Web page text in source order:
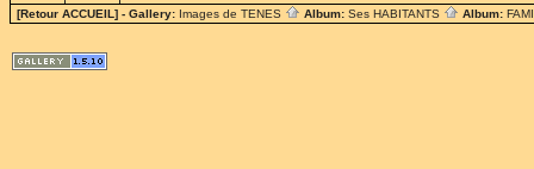
[Retour ACCUEIL] - Gallery: Images de TENES Album: Ses HABITANTS Album: